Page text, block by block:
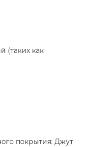
(таких как
покрытия: Джут